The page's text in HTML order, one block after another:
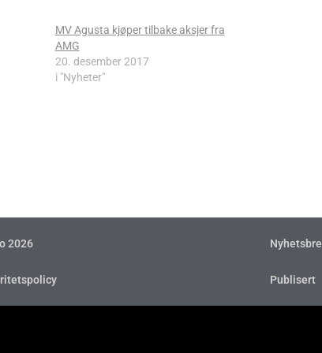
MV Agusta kjøper tilbake aksjer fra
AMG
20. desember 2017
i "Nyheter"
2026
Publisert